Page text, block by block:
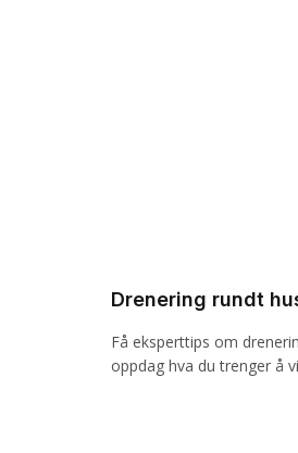
Drenering rundt
Få eksperttips om
oppdag hva du trenger å